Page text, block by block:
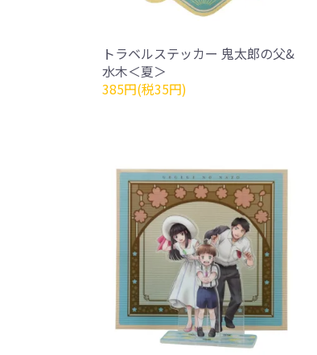
トラベルステッカー 鬼太郎の父&
水木＜夏＞
385円(税35円)